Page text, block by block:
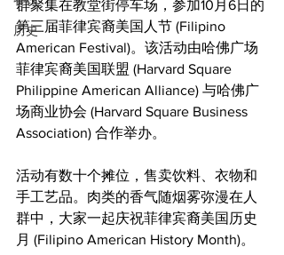
历史
群聚集在教堂街停车场，参加10月6日的
第三届菲律宾裔美国人节 (Filipino
American Festival)。该活动由哈佛广场
菲律宾裔美国联盟 (Harvard Square
Philippine American Alliance) 与哈佛广
场商业协会 (Harvard Square Business
Association) 合作举办。
活动有数十个摊位，售卖饮料、衣物和
手工艺品。肉类的香气随烟雾弥漫在人
群中，大家一起庆祝菲律宾裔美国历史
月 (Filipino American History Month)。